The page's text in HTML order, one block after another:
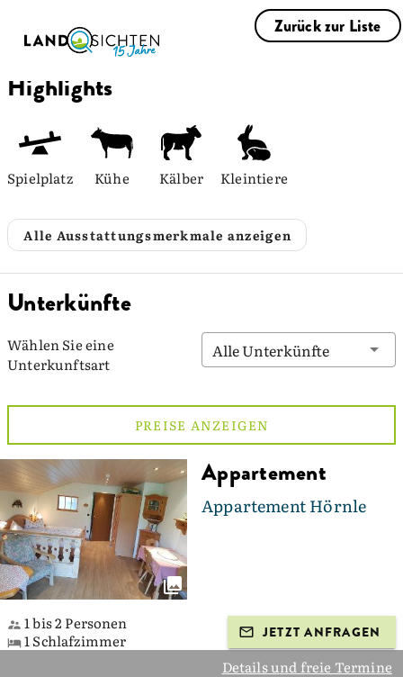
Zurück zur Liste
Highlights
Spielplatz Kühe Kälber Kleintiere
Alle Ausstattungsmerkmale anzeigen
Unterkünfte
Wählen Sie eine
Unterkunftsart
Alle Unterkünfte
PREISE ANZEIGEN
Appartement
Appartement Hörnle
1 bis 2 Personen
1 Schlafzimmer
JETZT ANFRAGEN
Details und freie Termine